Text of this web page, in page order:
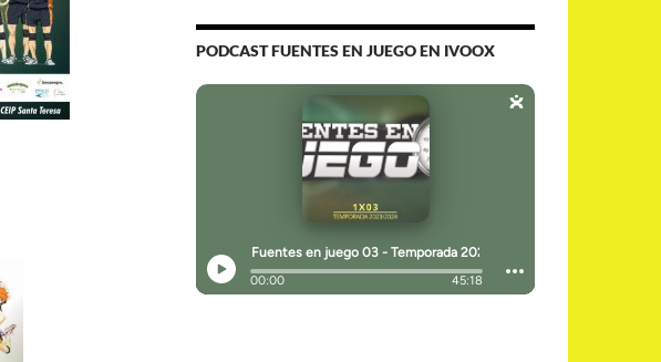
PODCAST FUENTES EN JUEGO EN IVOOX